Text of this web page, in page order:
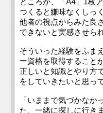
ところが、「A4」1枚
つくると嫌味なくしっ
他者の視点からみた良
できないと実感させら
そういった経験をふま
ー資格を取得すること
正しいと知識とやり方
をしていきたいと思っ
「いままで気づかなか
た、一緒に探しに行き